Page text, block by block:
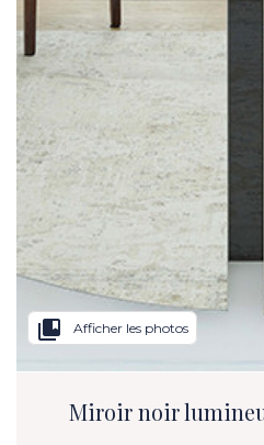
collections_bookmark Afficher les photos
Miroir noir